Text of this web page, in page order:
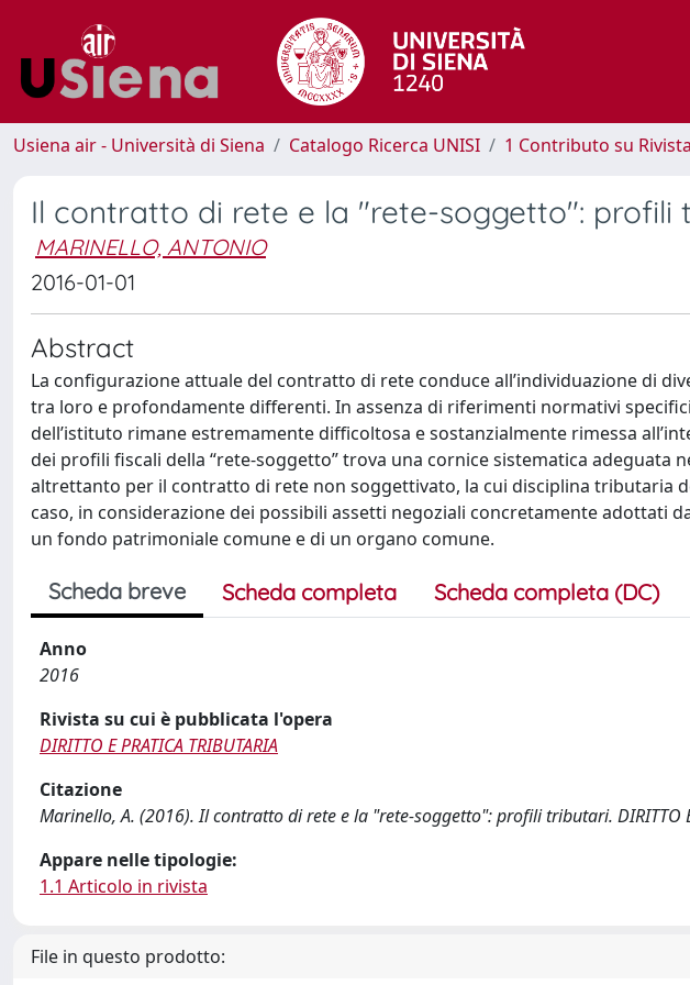
Usiena air - Università di Siena Catalogo Ricerca UNISI 1 Contributo su Rivista
Il contratto di rete e la "rete-soggetto": profili
MARINELLO, ANTONIO
2016-01-01
Abstract
La configurazione attuale del contratto di rete conduce all’individuazione di
tra loro e profondamente differenti. In assenza di riferimenti normativi
dell’istituto rimane estremamente difficoltosa e sostanzialmente rimessa
dei profili fiscali della “rete-soggetto” trova una cornice sistematica adeguata
altrettanto per il contratto di rete non soggettivato, la cui disciplina tributaria
caso, in considerazione dei possibili assetti negoziali concretamente adottati
un fondo patrimoniale comune e di un organo comune.
Scheda breve Scheda completa Scheda completa (DC)
Anno
2016
Rivista su cui è pubblicata l'opera
DIRITTO E PRATICA TRIBUTARIA
Citazione
Marinello, A. (2016). Il contratto di rete e la "rete-soggetto": profili tributari. DIRITTO E
Appare nelle tipologie:
1.1 Articolo in rivista
File in questo prodotto: